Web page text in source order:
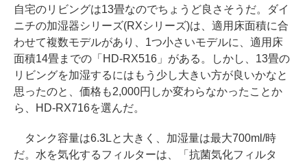
自宅のリビングは13畳なのでちょうど良さそうだ。ダイ
ニチの加湿器シリーズ(RXシリーズ)は、適用床面積に合
わせて複数モデルがあり、1つ小さいモデルに、適用床
面積14畳までの「HD-RX516」がある。しかし、13畳の
リビングを加湿するにはもう少し大きい方が良いかなと
思ったのと、価格も2,000円しか変わらなかったことか
ら、HD-RX716を選んだ。
タンク容量は6.3Lと大きく、加湿量は最大700ml/時
だ。水を気化するフィルターは、「抗菌気化フィルタ